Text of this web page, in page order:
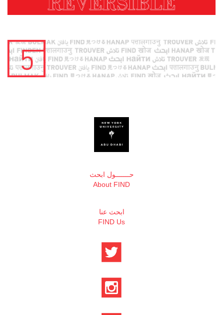
حـــــــول ابحث
About FIND
ابحث عنا
FIND Us